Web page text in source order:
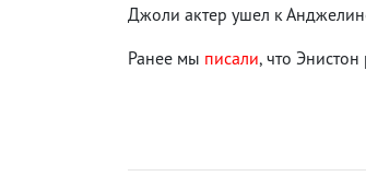
Джоли актер ушел к
Ранее мы писали, что